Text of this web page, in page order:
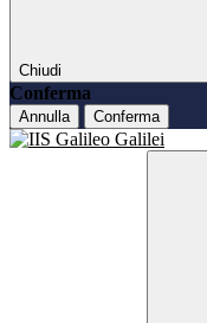
Chiudi
Conferma
Annulla Conferma